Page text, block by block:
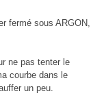
fermé sous ARGON,
ne pas tenter le
courbe dans le
un peu.